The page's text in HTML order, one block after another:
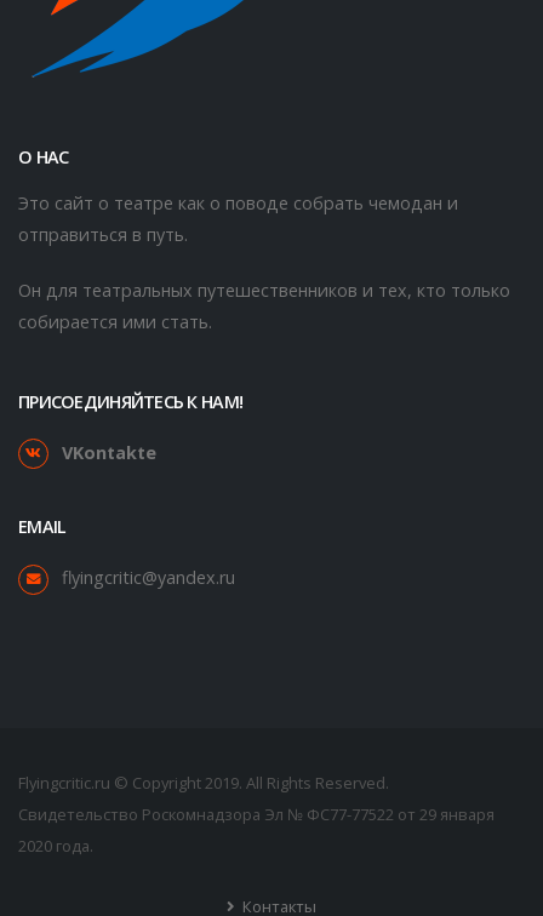
О НАС
Это сайт о театре как о поводе собрать чемодан и
отправиться в путь.
Он для театральных путешественников и тех, кто только
собирается ими стать.
ПРИСОЕДИНЯЙТЕСЬ К НАМ!
VKontakte
EMAIL
flyingcritic@yandex.ru
Flyingcritic.ru © Copyright 2019. All Rights Reserved.
Свидетельство Роскомнадзора Эл № ФС77-77522 от 29 января
2020 года.
Контакты